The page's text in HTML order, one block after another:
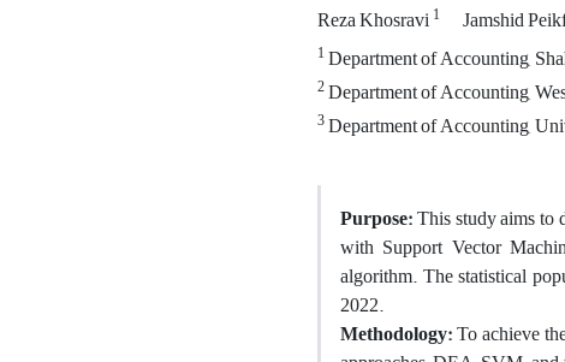
Reza Khosravi1 Jamshid
1Department of Accounting,
2Department of Accounting,
3Department of Accounting,
Purpose:This study aims
with Support Vector
algorithm. The statistical
2022.
Methodology:To achieve